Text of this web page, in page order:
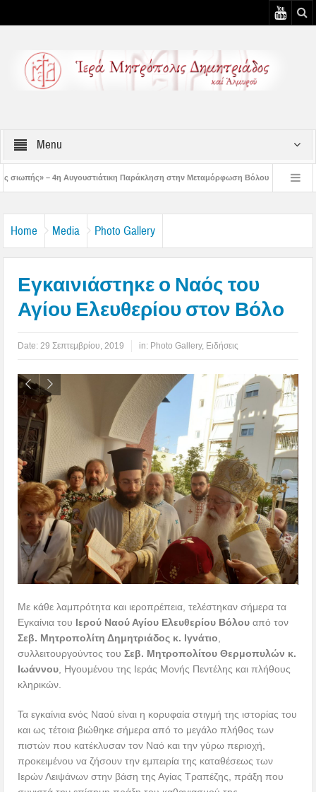
Menu
Παράκληση στην Μεταμόρφωση Βόλου Επίσκεψη του Δ/ντού της Β/
Home Media Photo Gallery
Εγκαινιάστηκε ο Ναός του
Αγίου Ελευθερίου στον Βόλο
Date: 29 Σεπτεμβρίου, 2019 in: Photo Gallery, Ειδήσεις
Με κάθε λαμπρότητα και ιεροπρέπεια, τελέστηκαν σήμερα τα
Εγκαίνια του Ιερού Ναού Αγίου Ελευθερίου Βόλου από τον
Σεβ. Μητροπολίτη Δημητριάδος κ. Ιγνάτιο
συλλειτουργούντος τουΣεβ. Μητροπολίτου Θερμοπυλών κ.
Ιωάννου , Ηγουμένου της Ιεράς Μονής Πεντέλης και πλήθους
κληρικών.
Τα εγκαίνια ενός Ναού είναι η κορυφαία στιγμή της ιστορίας του
και ως τέτοια βιώθηκε σήμερα από το μεγάλο πλήθος των
πιστών που κατέκλυσαν τον Ναό και την γύρω περιοχή,
προκειμένου να ζήσουν την εμπειρία της καταθέσεως των
Ιερών Λειψάνων στην βάση της Αγίας Τραπέζης, πράξη που